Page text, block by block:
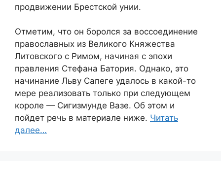
продвижении Брестской унии.
Отметим, что он боролся за воссоединение
православных из Великого Княжества
Литовского с Римом, начиная с эпохи
правления Стефана Батория. Однако, это
начинание Льву Сапеге удалось в какой-то
мере реализовать только при следующем
короле — Сигизмунде Вазе. Об этом и
пойдет речь в материале ниже. Читать
далее…